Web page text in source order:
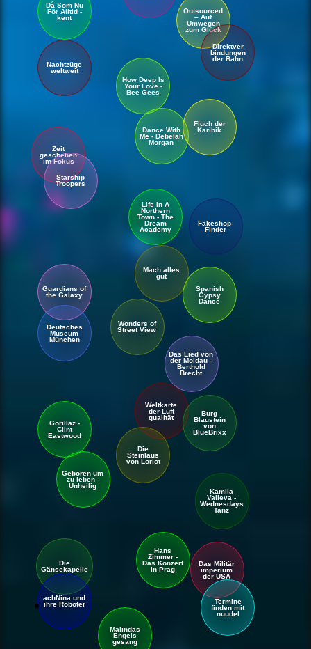
Då Som Nu
För Alltid -
kent
Outsourced
– Auf
Umwegen
zum Glück
Nachtzüge
weltweit
How Deep Is
Your Love -
Bee Gees
Direktver
bindungen
der Bahn
Zeit
geschehen
im Fokus
Dance With
Me - Debelah
Morgan
Fluch der
Karibik
Captain
Starship
Troopers
Life In A
Northern
Town - The
Dream
Academy
Fakeshop-
Finder
Guardians of
the Galaxy
Mach alles
gut
Spanish
Gypsy
Dance
Deutsches
Museum
München
Wonders of
Street View
Das Lied von
der Moldau -
Berthold
Brecht
Gorillaz -
Clint
Eastwood
Weltkarte
der Luft
qualität
Burg
Blaustein
von
BlueBrixx
Geboren um
zu leben -
Unheilig
Die
Steinlaus
von Loriot
Kamila
Valieva -
Wednesdays
Tanz
Die
Gänsekapelle
Hans
Zimmer -
Das Konzert
in Prag
Das Militär
imperium
der USA
achNina und
ihre Roboter
Malindas
Engels
gesang
Termine
finden mit
nuudel